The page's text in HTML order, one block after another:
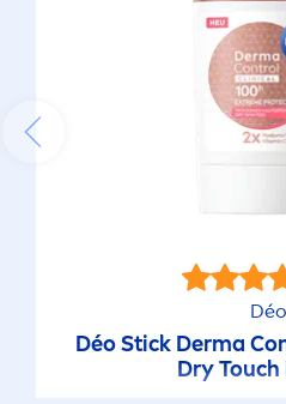
Déo
Déo Stick Derma
Dry